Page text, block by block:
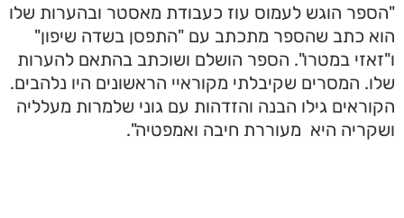
"הספר הוגש לעמוס עוז כעבודת מאסטר ובהערות שלו
הוא כתב שהספר מתכתב עם "התפסן בשדה שיפון"
ו"זאזי במטרו". הספר הושלם ושוכתב בהתאם להערות
שלו. המסרים שקיבלתי מקוראיי הראשונים היו נלהבים.
הקוראים גילו הבנה והזדהות עם גוני שלמרות מעלליה
ושקריה היא מעוררת חיבה ואמפטיה".